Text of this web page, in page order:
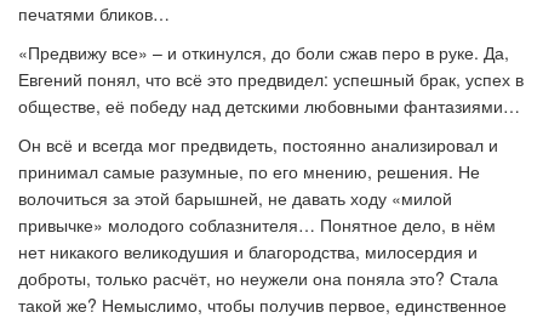
печатями бликов…
«Предвижу все» – и откинулся, до боли сжав перо в руке. Да,
Евгений понял, что всё это предвидел: успешный брак, успех в
обществе, её победу над детскими любовными фантазиями…
Он всё и всегда мог предвидеть, постоянно анализировал и
принимал самые разумные, по его мнению, решения. Не
волочиться за этой барышней, не давать ходу «милой
привычке» молодого соблазнителя… Понятное дело, в нём
нет никакого великодушия и благородства, милосердия и
доброты, только расчёт, но неужели она поняла это? Стала
такой же? Немыслимо, чтобы получив первое, единственное